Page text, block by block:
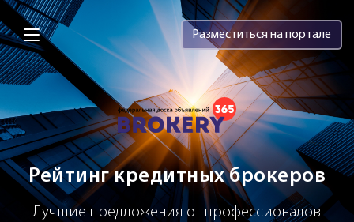
Brokery365 - Рейтинг кредитных
Разместиться на портале
Рейтинг кредитных брокеров
Лучшие предложения от профессионалов